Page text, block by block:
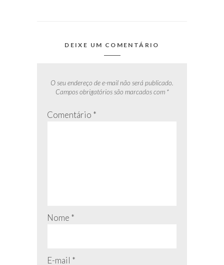
DEIXE UM COMENTÁRIO
O seu endereço de e-mail não será publicado.
Campos obrigatórios são marcados com *
Comentário *
Nome *
E-mail *